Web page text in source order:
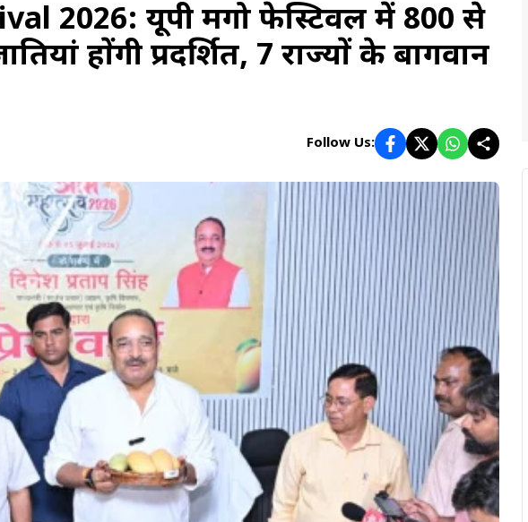
2026: यूपी मैंगो फेस्टिवल में 800 से
होंगी प्रदर्शित, 7 राज्यों के बागवान
Follow Us: